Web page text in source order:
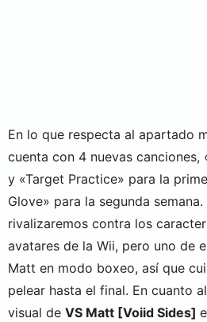
En lo que respecta al apartado
cuenta con 4 nuevas canciones,
y «Target Practice» para la
Glove» para la segunda
rivalizaremos contra los
avatares de la Wii, pero uno de
Matt en modo boxeo, así que
pelear hasta el final. En cuanto
visual de VS Matt [Voiid Sides]